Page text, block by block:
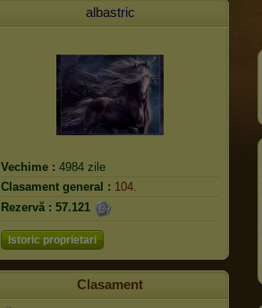
albastric
Vechime : 4984 zile
Clasament general : 104.
Rezervă : 57.121
Istoric proprietari
Clasament